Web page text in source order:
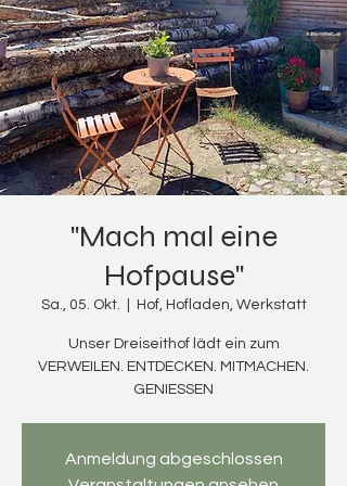
"Mach mal eine
Hofpause"
Sa., 05. Okt. Hof, Hofladen, Werkstatt
Unser Dreiseithof lädt ein zum
VERWEILEN. ENTDECKEN. MITMACHEN.
Anmeldung abgeschlossen